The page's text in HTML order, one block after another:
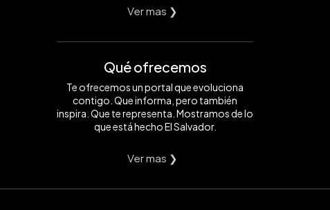
Ver mas ❯
Qué ofrecemos
Te ofrecemos un portal que evoluciona
contigo. Que informa, pero también
inspira. Que te representa. Mostramos de lo
que está hecho El Salvador.
Ver mas ❯